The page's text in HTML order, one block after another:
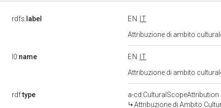
rdfs: label EN
IT
Attribuzione di ambito
l0:name EN
IT
Attribuzione di ambito
rdf:type
a-cd:CulturalScopeAttribution
Attribuzione di Ambito